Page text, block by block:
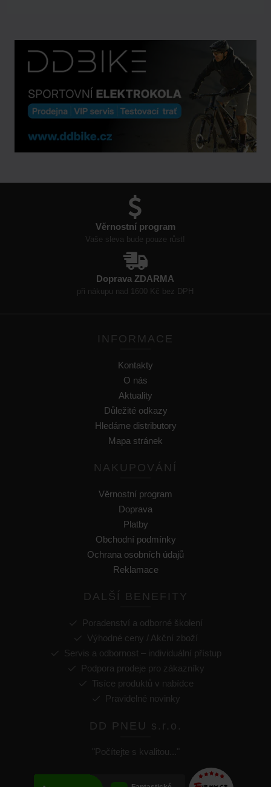
Věrnostní program
Vaše sleva bude pouze růst!
Doprava ZDARMA
při nákupu nad 1600 Kč bez DPH
INFORMACE
Kontakty
O nás
Aktuality
Důležité odkazy
Hledáme distributory
Mapa stránek
NAKUPOVÁNÍ
Věrnostní program
Doprava
Platby
Obchodní podmínky
Ochrana osobních údajů
Reklamace
DALŠÍ BENEFITY
Poradenství a odborné školení
Výhodné ceny / Akční zboží
Servis a odbornost – individuální přístup
Podpora prodeje pro zákazníky
Tisíce produktů v nabídce
Pravidelné novinky
DD PNEU s.r.o.
"Počítejte s kvalitou..."